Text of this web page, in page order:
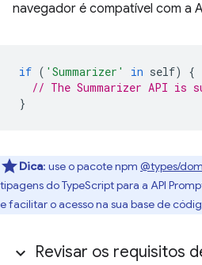
navegador é compatível com a
if ( 'Summarizer' in self)
{
// The Summarizer API is
}
Dica: use o pacote npm @types/
tipagens do TypeScript para a API
e facilitar o acesso na sua base de
Revisar os requisitos